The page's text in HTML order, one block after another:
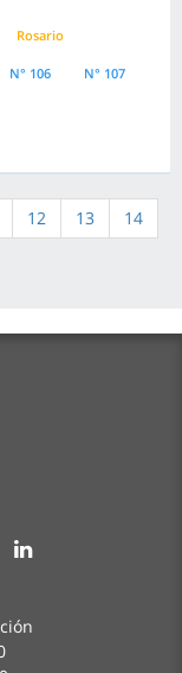
Rosario
N° 106 N° 107
12 13
14